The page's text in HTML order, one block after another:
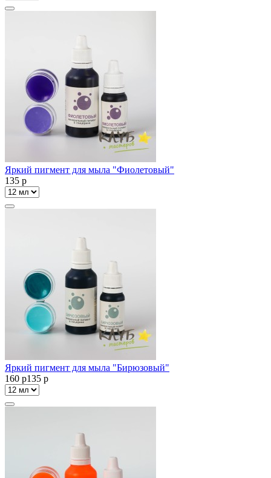
Яркий пигмент для мыла "Фиолетовый"
135 p
Яркий пигмент для мыла "Бирюзовый"
160 p135 p